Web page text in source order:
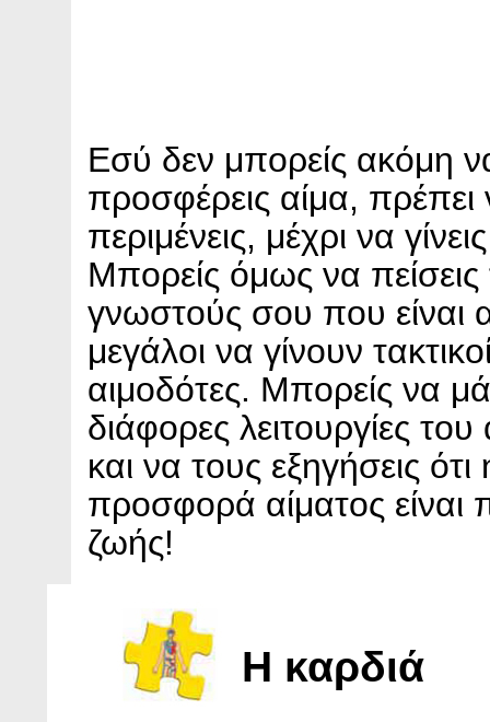
Εσύ δεν μπορείς ακόμη
προσφέρεις αίμα, πρέπει
περιμένεις, μέχρι να
Μπορείς όμως να πείσεις
γνωστούς σου που είναι
μεγάλοι να γίνουν
αιμοδότες. Μπορείς να
διάφορες λειτουργίες του
και να τους εξηγήσεις ότι
προσφορά αίματος
ζωής!
Η καρδιά